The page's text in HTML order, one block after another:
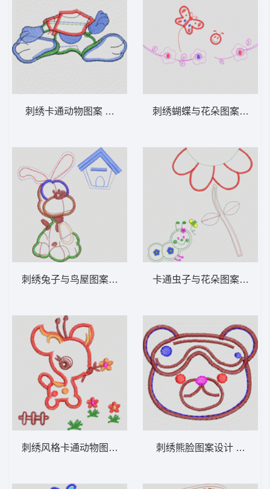
刺绣卡通动物图案 卡通童装章标贴布
刺绣兔子与鸟屋图案 卡通童装章标贴布
刺绣风格卡通动物图案 卡通童装章标贴布
刺绣蝴蝶与
刺绣熊脸图案